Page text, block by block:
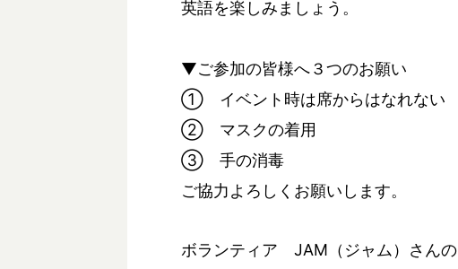
英語を楽しみましょう。
▼ご参加の皆様へ３つのお願い
① イベント時は席からはなれない
② マスクの着用
③ 手の消毒
ご協力よろしくお願いします。
ボランティア JAM（ジャム）さんの